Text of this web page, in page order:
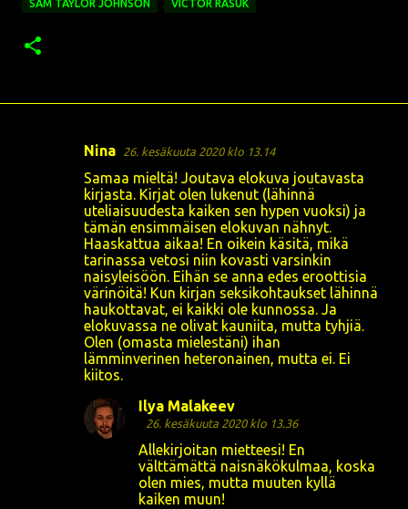
SAM TAYLOR JOHNSON VICTOR RASUK
Nina 26. kesäkuuta 2020 klo 13.14
Samaa mieltä! Joutava elokuva joutavasta
kirjasta. Kirjat olen lukenut (lähinnä
uteliaisuudesta kaiken sen hypen vuoksi) ja
tämän ensimmäisen elokuvan nähnyt.
Haaskattua aikaa! En oikein käsitä, mikä
tarinassa vetosi niin kovasti varsinkin
naisyleisöön. Eihän se anna edes eroottisia
värinöitä! Kun kirjan seksikohtaukset lähinnä
haukottavat, ei kaikki ole kunnossa. Ja
elokuvassa ne olivat kauniita, mutta tyhjiä.
Olen (omasta mielestäni) ihan
lämminverinen heteronainen, mutta ei. Ei
kiitos.
Ilya Malakeev
26. kesäkuuta 2020 klo 13.36
Allekirjoitan mietteesi! En
välttämättä naisnäkökulmaa, koska
olen mies, mutta muuten kyllä
kaiken muun!